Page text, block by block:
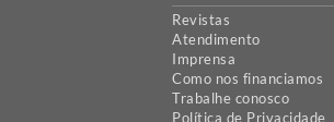
Revistas
Atendimento
Imprensa
Como nos financiamos
Trabalhe conosco
Política de Privacidade